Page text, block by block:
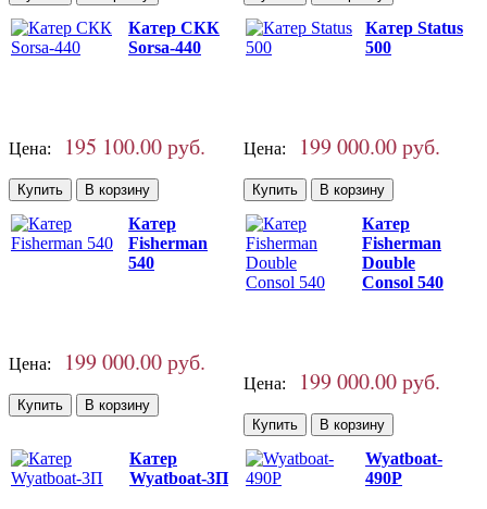
Катер СКК
Sorsa-440
Цена: 195 100.00 руб.
Катер Status
500
Цена: 199 000.00 руб.
Катер
Fisherman
540
Цена: 199 000.00 руб.
Катер
Fisherman
Double
Consol 540
Цена: 199 000.00 руб.
Катер
Wyatboat-3П
Wyatboat-
490P